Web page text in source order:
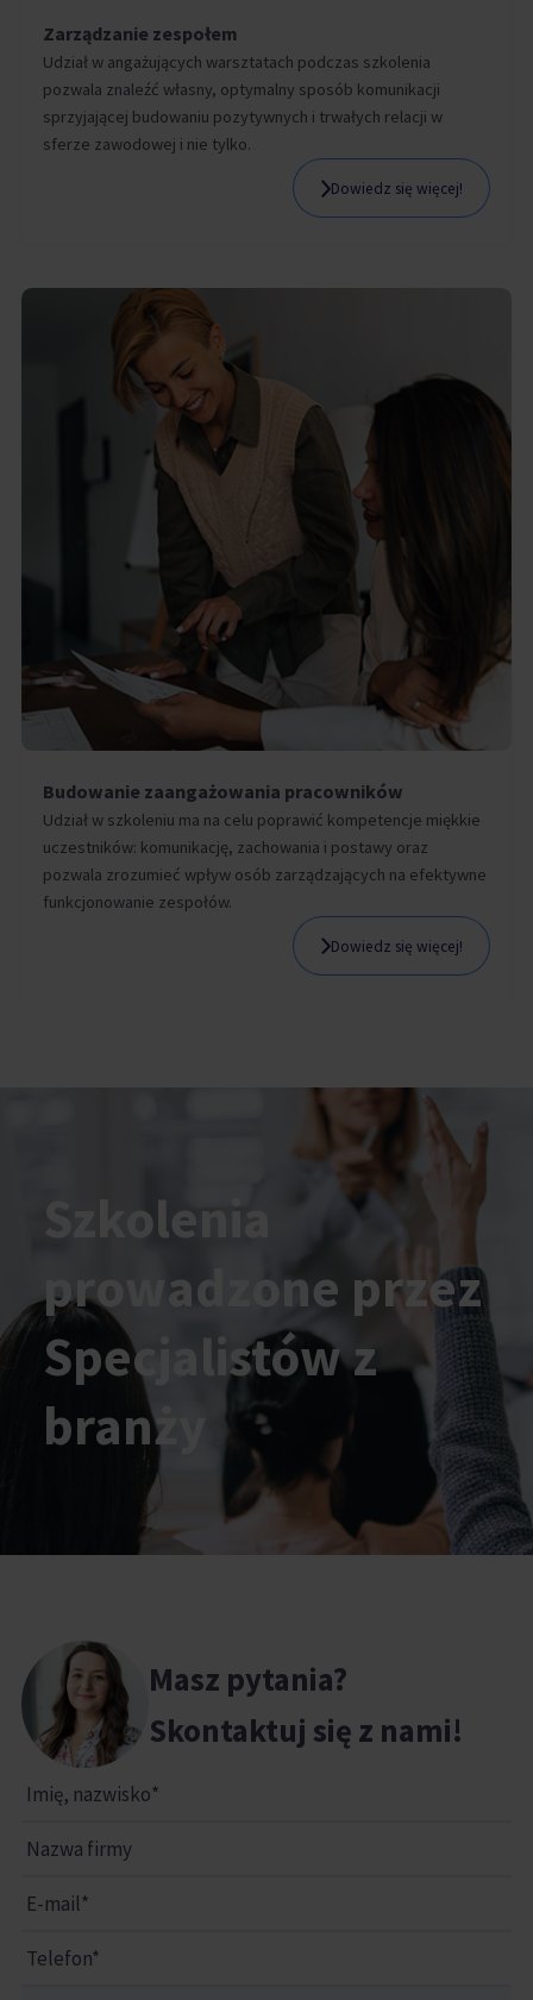
Zarządzanie zespołem
Udział w angażujących warsztatach podczas szkolenia
pozwala znaleźć własny, optymalny sposób komunikacji
sprzyjającej budowaniu pozytywnych i trwałych relacji w
sferze zawodowej i nie tylko.
Dowiedz się więcej!
Budowanie zaangażowania pracowników
Udział w szkoleniu ma na celu poprawić kompetencje miękkie
uczestników: komunikację, zachowania i postawy oraz
pozwala zrozumieć wpływ osób zarządzających na efektywne
funkcjonowanie zespołów.
Dowiedz się więcej!
Szkolenia
prowadzone przez
Specjalistów z
branży
Masz pytania?
Skontaktuj się z nami!